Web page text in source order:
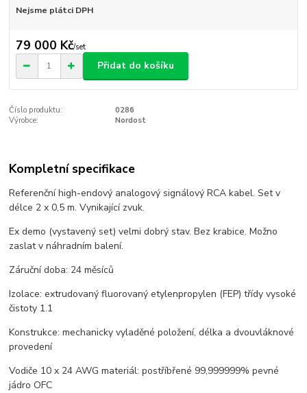
Nejsme plátci DPH
79 000 Kč/set
Přidat do košíku
Číslo produktu:
0286
Výrobce:
Nordost
Kompletní specifikace
Referenční high-endový analogový signálový RCA kabel. Set v
délce 2 x 0,5 m. Vynikající zvuk.
Ex demo (vystavený set) velmi dobrý stav. Bez krabice. Možno
zaslat v náhradním balení.
Záruční doba: 24 měsíců
Izolace: extrudovaný fluorovaný etylenpropylen (FEP) třídy vysoké
čistoty 1.1
Konstrukce: mechanicky vyladěné položení, délka a dvouvláknové
provedení
Vodiče 10 x 24 AWG materiál: postříbřené 99,999999% pevné
jádro OFC